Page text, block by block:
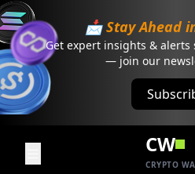
📩 Stay Ahead
Get expert insights &
— join our
CW
CRYPTO